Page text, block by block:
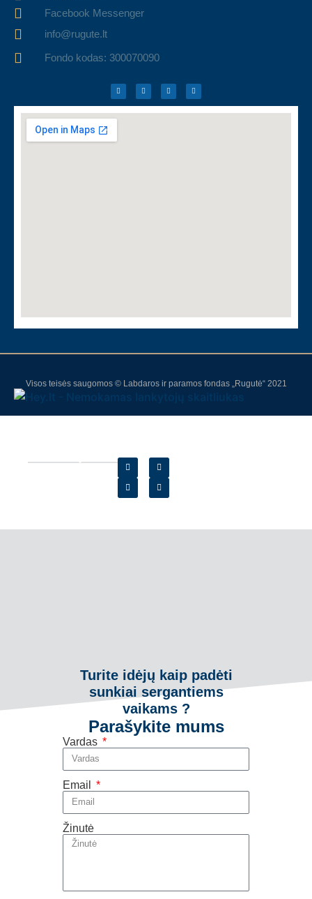
Facebook Messenger
info@rugute.lt
Fondo kodas: 300070090
Visos teisės saugomos © Labdaros ir paramos fondas „Rugutė“ 2021
Turite idėjų kaip padėti
sunkiai sergantiems
vaikams ?
Parašykite mums
Vardas
Email
Žinutė